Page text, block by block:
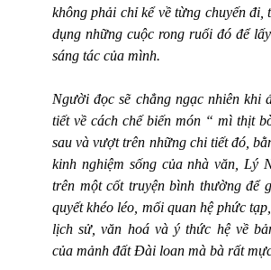
không phải chỉ kể về từng chuyến đi,
dụng những cuộc rong ruổi đó để
sáng tác của mình.
Người đọc sẽ chẳng ngạc nhiên khi
tiết về cách chế biến món “ mì thịt
sau và vượt trên những chi tiết đó,
kinh nghiệm sống của nhà văn, Lý
trên một cốt truyện bình thường để
quyết khéo léo, mối quan hệ phức
lịch sử, văn hoá và ý thức hệ về
của mảnh đất Đài loan mà bà rất